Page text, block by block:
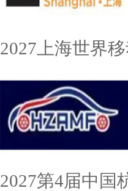
2027上海世界
2027第4届中国